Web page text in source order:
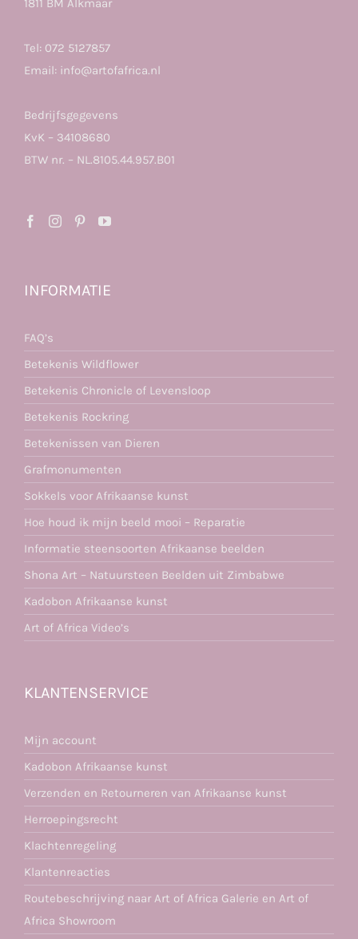
1811 BM Alkmaar
Tel: 072 5127857
Email: info@artofafrica.nl
Bedrijfsgegevens
KvK – 34108680
BTW nr. – NL.8105.44.957.B01
INFORMATIE
FAQ’s
Betekenis Wildflower
Betekenis Chronicle of Levensloop
Betekenis Rockring
Betekenissen van Dieren
Grafmonumenten
Sokkels voor Afrikaanse kunst
Hoe houd ik mijn beeld mooi – Reparatie
Informatie steensoorten Afrikaanse beelden
Shona Art – Natuursteen Beelden uit Zimbabwe
Kadobon Afrikaanse kunst
Art of Africa Video’s
KLANTENSERVICE
Mijn account
Kadobon Afrikaanse kunst
Verzenden en Retourneren van Afrikaanse kunst
Herroepingsrecht
Klachtenregeling
Klantenreacties
Routebeschrijving naar Art of Africa Galerie en Art of
Africa Showroom